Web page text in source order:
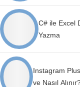
C# ile Excel
Yazma
Instagram
ve Nasıl